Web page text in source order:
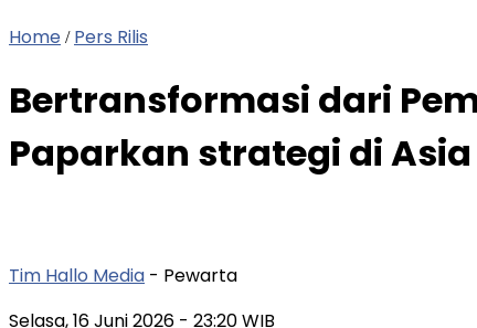
Home / Pers Rilis
Bertransformasi dari
Paparkan strategi di
Tim Hallo Media - Pewarta
Selasa, 16 Juni 2026 - 23:20 WIB